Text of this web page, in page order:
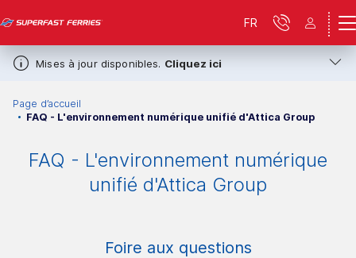
Mises à jour disponibles. Cliquez ici
FR
Page d’accueil
FAQ - L'environnement numérique unifié d'Attica Group
FAQ - L'environnement numérique
unifié d'Attica Group
Foire aux questions